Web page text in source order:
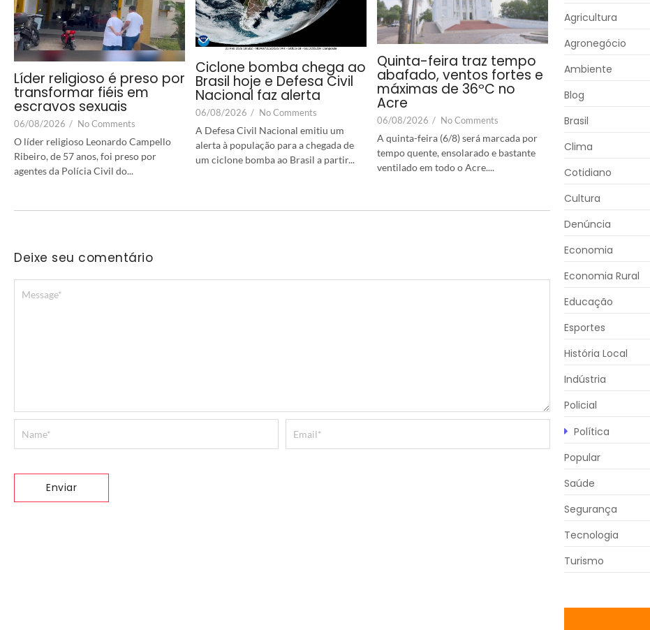
Líder religioso é preso por
transformar fiéis em
escravos sexuais
06/08/2026 / No Comments
O líder religioso Leonardo Campello
Ribeiro, de 57 anos, foi preso por
agentes da Polícia Civil do...
Ciclone bomba chega ao
Brasil hoje e Defesa Civil
Nacional faz alerta
06/08/2026 / No Comments
A Defesa Civil Nacional emitiu um
alerta à população para a chegada de
um ciclone bomba ao Brasil a partir...
Quinta-feira traz tempo
abafado, ventos fortes e
máximas de 36ºC no
Acre
06/08/2026 / No Comments
A quinta-feira (6/8) será marcada por
tempo quente, ensolarado e bastante
ventilado em todo o Acre....
Deixe seu comentário
Agricultura
Agronegócio
Ambiente
Blog
Brasil
Clima
Cotidiano
Cultura
Denúncia
Economia
Economia Rural
Educação
Esportes
História Local
Indústria
Policial
Política
Popular
Saúde
Segurança
Tecnologia
Turismo